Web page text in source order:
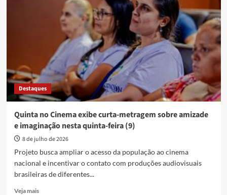
documentário
anapolino
identidade
liberdade
nesta
quinta-
feira
(16)
Destaques
Quinta no Cinema exibe curta-metragem sobre amizade
e imaginação nesta quinta-feira (9)
8 de julho de 2026
Projeto busca ampliar o acesso da população ao cinema
nacional e incentivar o contato com produções audiovisuais
brasileiras de diferentes...
Veja maisRead